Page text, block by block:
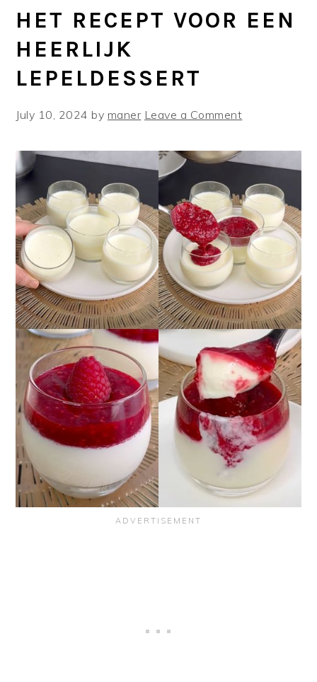
HET RECEPT VOOR EEN
HEERLIJK
LEPELDESSERT
July 10, 2024 by maner Leave a Comment